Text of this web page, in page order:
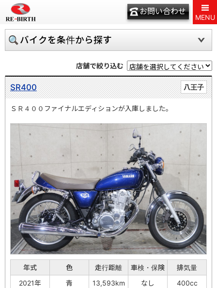
お問い合わせ
MENU
バイクを条件から探す
店舗で絞り込む
八王子
SR400
ＳＲ４００ファイナルエディションが入庫しました。
年式 色 走行距離 車検・保険
排気量
2021年
青 13,593km なし 400cc